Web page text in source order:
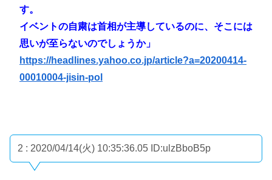
す。
イベントの自粛は首相が主導しているのに、そこには
思いが至らないのでしょうか」
https://headlines.yahoo.co.jp/article?a=20200414-
00010004-jisin-pol
2 : 2020/04/14(火) 10:35:36.05 ID:ulzBboB5p